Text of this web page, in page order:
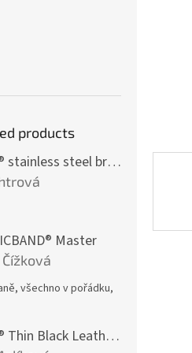
products
BIONICBAND® stainless steel bracelet with black zircon Fusion
is 5 out of 5 stars.
Master
is 5 out of 5 stars.
všechno v pořádku,
BIONICBAND® Thin Black Leather Infinity Bracelet